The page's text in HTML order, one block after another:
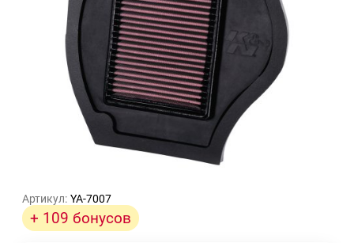
Артикул: YA-7007
+ 109 бонусов